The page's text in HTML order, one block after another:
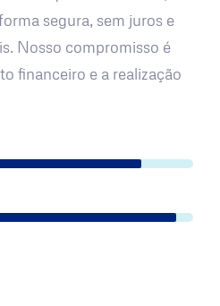
segura, sem juros e
Nosso compromisso é
financeiro e a realização